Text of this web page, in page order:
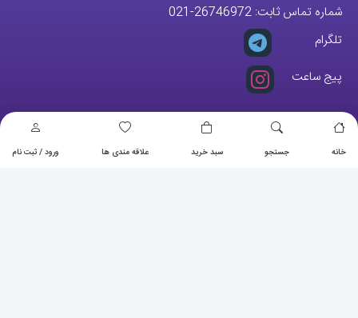
خانه جستجو سبد خرید علاقه مندی ها ورود / ثبت نام
شماره تماس ثابت: 26746972
-021
تلگرام
پیج ساعت
مجوزها